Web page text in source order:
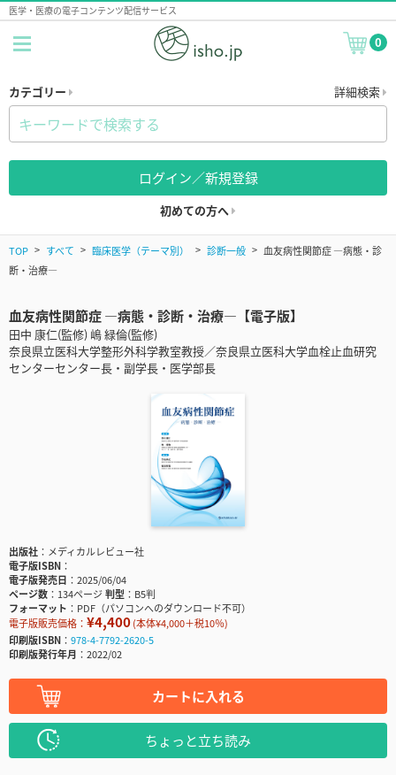
医学・医療の電子コンテンツ配信サービス
0
カテゴリー 詳細検索
ログイン／新規登録
初めての方へ
TOP すべて 臨床医学（テーマ別） 診断一般
血友病性関節症 ―病態・診
断・治療―
血友病性関節症 ―病態・診断・治療―【電子版】
田中 康仁(監修) 嶋 緑倫(監修)
奈良県立医科大学整形外科学教室教授／奈良県立医科大学血栓止血研究
センターセンター長・副学長・医学部長
出版社
メディカルレビュー社
電子版ISBN
電子版発売日
2025/06/04
ページ数
134ページ判型
B5判
フォーマット
PDF（パソコンへのダウンロード不可）
電子版販売価格： ¥4,400(本体¥4,000＋税10％)
印刷版ISBN
978-4-7792-2620-5
印刷版発行年月
2022/02
カートに入れる
ちょっと立ち読み